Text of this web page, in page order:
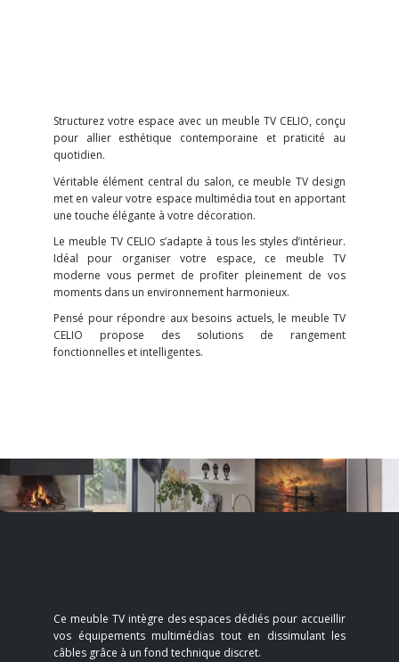
Structurez votre espace avec un meuble TV CELIO, conçu
pour allier esthétique contemporaine et praticité au
quotidien.
Véritable élément central du salon, ce meuble TV design
met en valeur votre espace multimédia tout en apportant
une touche élégante à votre décoration.
Le meuble TV CELIO s’adapte à tous les styles d’intérieur.
Idéal pour organiser votre espace, ce meuble TV
moderne vous permet de profiter pleinement de vos
moments dans un environnement harmonieux.
Pensé pour répondre aux besoins actuels, le meuble TV
CELIO propose des solutions de rangement
fonctionnelles et intelligentes.
Ce meuble TV intègre des espaces dédiés pour accueillir
vos équipements multimédias tout en dissimulant les
câbles grâce à un fond technique discret.